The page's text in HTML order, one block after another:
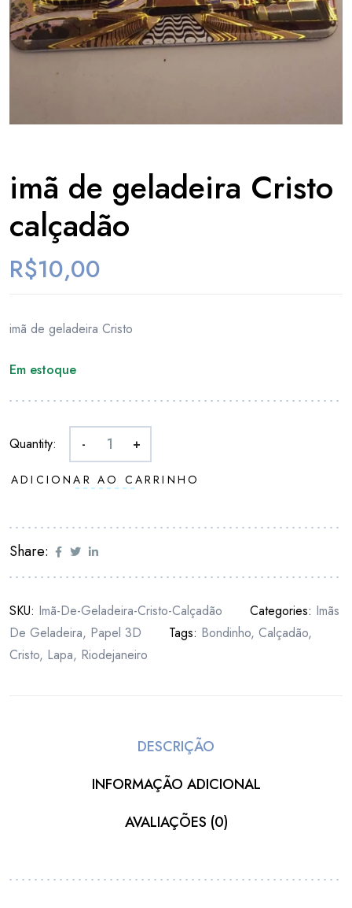
imã de geladeira Cristo
calçadão
R$10,00
imã de geladeira Cristo
Em estoque
Quantity: - +
ADICIONAR AO CARRINHO
Share:
SKU: Imã-De-Geladeira-Cristo-Calçadão Categories: Imãs
De Geladeira, Papel 3D Tags: Bondinho, Calçadão,
Cristo, Lapa, Riodejaneiro
DESCRIÇÃO
INFORMAÇÃO ADICIONAL
AVALIAÇÕES (0)